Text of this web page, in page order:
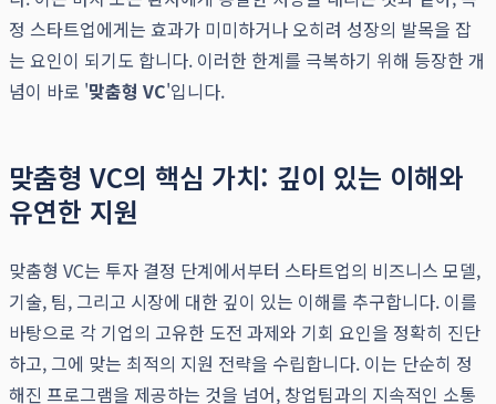
정 스타트업에게는 효과가 미미하거나 오히려 성장의 발목을 잡
는 요인이 되기도 합니다. 이러한 한계를 극복하기 위해 등장한 개
념이 바로 '맞춤형 VC'입니다.
맞춤형 VC의 핵심 가치: 깊이 있는 이해와
유연한 지원
맞춤형 VC는 투자 결정 단계에서부터 스타트업의 비즈니스 모델,
기술, 팀, 그리고 시장에 대한 깊이 있는 이해를 추구합니다. 이를
바탕으로 각 기업의 고유한 도전 과제와 기회 요인을 정확히 진단
하고, 그에 맞는 최적의 지원 전략을 수립합니다. 이는 단순히 정
해진 프로그램을 제공하는 것을 넘어, 창업팀과의 지속적인 소통